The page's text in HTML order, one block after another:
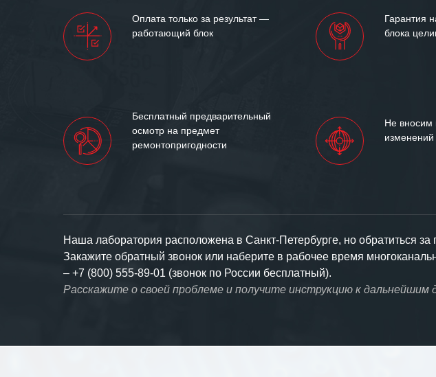
Оплата только за результат —
работающий блок
Гарантия
блока
Бесплатный предварительный
осмотр на предмет
ремонтопригодности
Не вносим
изменений
Наша лаборатория расположена в Санкт-Петербурге, но обратиться
Закажите обратный звонок или наберите в рабочее время
– +7 (800) 555-89-01 (звонок по России бесплатный).
Расскажите о своей проблеме и получите инструкцию к дальнейшим